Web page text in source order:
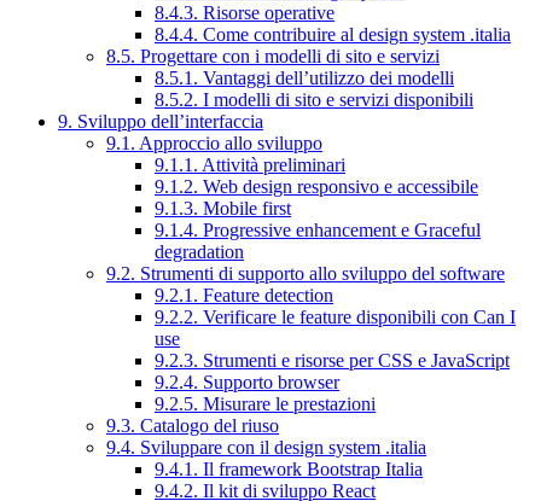
8.4.3. Risorse operative
8.4.4. Come contribuire al design system .italia
8.5. Progettare con i modelli di sito e servizi
8.5.1. Vantaggi dell’utilizzo dei modelli
8.5.2. I modelli di sito e servizi disponibili
9. Sviluppo dell’interfaccia
9.1. Approccio allo sviluppo
9.1.1. Attività preliminari
9.1.2. Web design responsivo e accessibile
9.1.3. Mobile first
9.1.4. Progressive enhancement e Graceful
degradation
9.2. Strumenti di supporto allo sviluppo del software
9.2.1. Feature detection
9.2.2. Verificare le feature disponibili con Can I
use
9.2.3. Strumenti e risorse per CSS e JavaScript
9.2.4. Supporto browser
9.2.5. Misurare le prestazioni
9.3. Catalogo del riuso
9.4. Sviluppare con il design system .italia
9.4.1. Il framework Bootstrap Italia
9.4.2. Il kit di sviluppo React